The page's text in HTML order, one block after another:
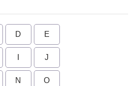
D E
J
N O